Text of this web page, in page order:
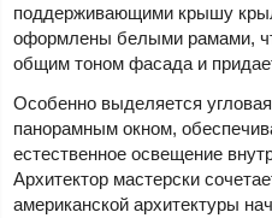
поддерживающими крышу
оформлены белыми рамами,
общим тоном фасада и
Особенно выделяется
панорамным окном,
естественное освещение
Архитектор мастерски
американской архитектуры